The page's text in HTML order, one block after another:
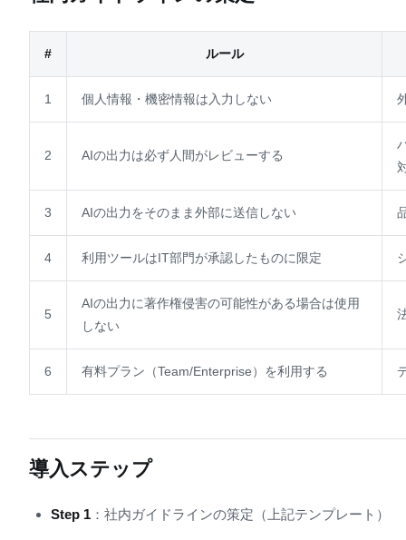
# ルール
1 個人情報・機密情報は入力しない
2 AIの出力は必ず人間がレビューする
3 AIの出力をそのまま外部に送信しない
4 利用ツールはIT部門が承認したものに限定
5
AIの出力に著作権侵害の可能性がある場合は使用
しない
6 有料プラン（Team/Enterprise）を利用する
導入ステップ
Step 1 ：社内ガイドラインの策定（上記テンプレート）